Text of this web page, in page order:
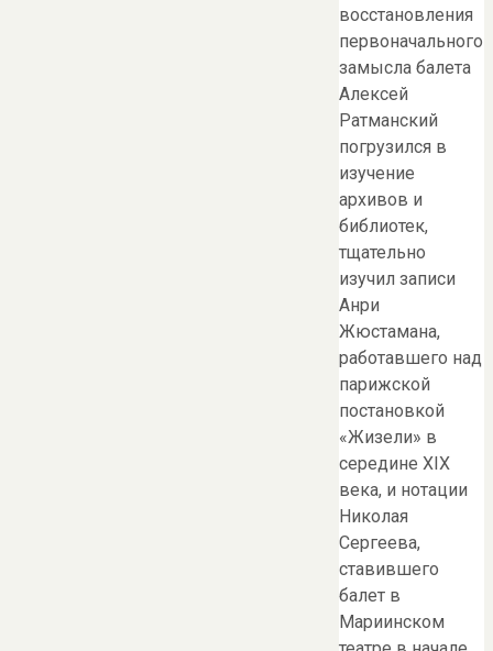
восстановления
первоначального
замысла балета
Алексей
Ратманский
погрузился в
изучение
архивов и
библиотек,
тщательно
изучил записи
Анри
Жюстамана,
работавшего над
парижской
постановкой
«Жизели» в
середине XIX
века, и нотации
Николая
Сергеева,
ставившего
балет в
Мариинском